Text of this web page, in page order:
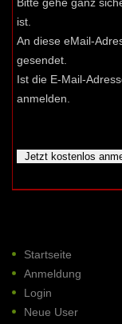
ist.
An diese eMail-
gesendet.
Ist die E-Mail-
anmelden.
Startseite
Anmeldung
Login
Neue User